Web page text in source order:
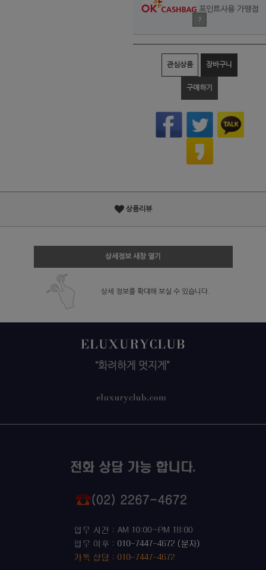
포인트사용 가맹점
?
관심상품 장바구니
구매하기
상품리뷰
상세정보 새창 열기
상세 정보를 확대해 보실 수 있습니다.